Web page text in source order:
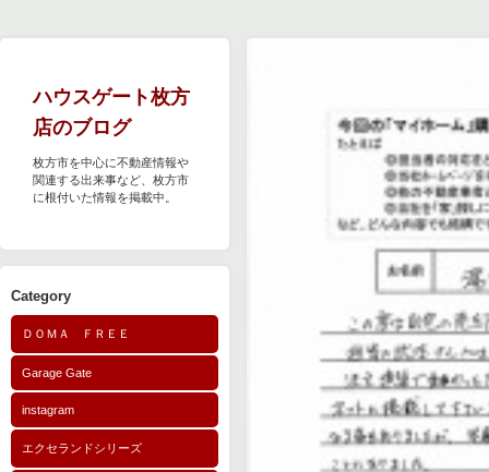
ハウスゲート枚方
店のブログ
枚方市を中心に不動産情報や
関連する出来事など、枚方市
に根付いた情報を掲載中。
Category
ＤＯＭＡ ＦＲＥＥ
Garage Gate
instagram
エクセランドシリーズ